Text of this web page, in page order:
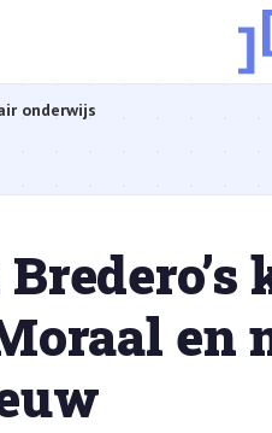
onderwijs
en